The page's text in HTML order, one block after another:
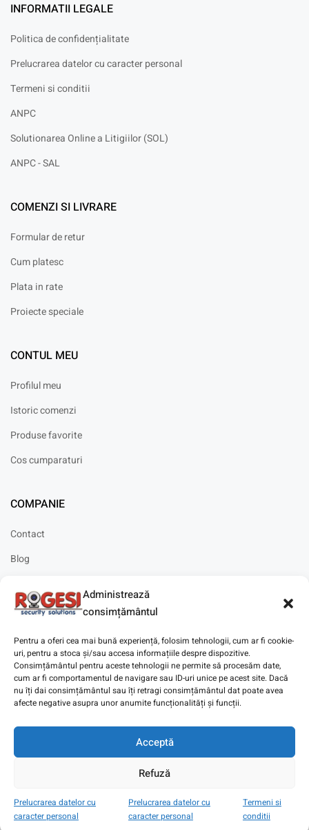
Administrează
consimțământul
Pentru a oferi cea mai bună experiență, folosim tehnologii, cum ar fi cookie-
uri, pentru a stoca și/sau accesa informațiile despre dispozitive.
Consimțământul pentru aceste tehnologii ne permite să procesăm date,
cum ar fi comportamentul de navigare sau ID-uri unice pe acest site. Dacă
nu îți dai consimțământul sau îți retragi consimțământul dat poate avea
afecte negative asupra unor anumite funcționalități și funcții.
Acceptă
Refuză
Prelucrarea datelor cu
caracter personal
Prelucrarea datelor cu
caracter personal
Termeni si
conditii
Magazin Search Wishlist
INFORMATII LEGALE
Politica de confidențialitate
Prelucrarea datelor cu caracter personal
Termeni si conditii
ANPC
Solutionarea Online a Litigiilor (SOL)
ANPC - SAL
COMENZI SI LIVRARE
Formular de retur
Cum platesc
Plata in rate
Proiecte speciale
CONTUL MEU
Profilul meu
Istoric comenzi
Produse favorite
Cos cumparaturi
COMPANIE
Contact
Blog
Solicitare instalare
Copyright © 2025Digitaz.